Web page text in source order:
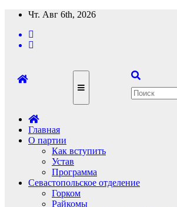
Перейти
содержимому
Чт. Авг 6th, 2026
Главная
О партии
Как вступить
Устав
Программа
Севастопольское отделение
Горком
Райкомы